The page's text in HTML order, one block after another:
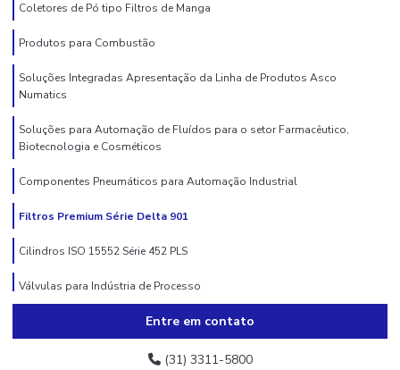
Coletores de Pó tipo Filtros de Manga
Produtos para Combustão
Soluções Integradas Apresentação da Linha de Produtos Asco
Numatics
Soluções para Automação de Fluídos para o setor Farmacêutico,
Biotecnologia e Cosméticos
Componentes Pneumáticos para Automação Industrial
Filtros Premium Série Delta 901
Cilindros ISO 15552 Série 452 PLS
Válvulas para Indústria de Processo
Purgador Eletrônico Timer Ajustavel com Indicador
Entre em contato
(31) 3311-5800